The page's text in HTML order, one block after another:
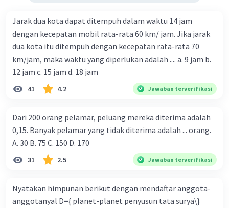
Jarak dua kota dapat ditempuh dalam waktu 14 jam
dengan kecepatan mobil rata-rata 60 km/ jam. Jika jarak
dua kota itu ditempuh dengan kecepatan rata-rata 70
km/jam, maka waktu yang diperlukan adalah .... a. 9 jam b.
12 jam c. 15 jam d. 18 jam
41 4.2 Jawaban terverifikasi
Dari 200 orang pelamar, peluang mereka diterima adalah
0,15. Banyak pelamar yang tidak diterima adalah ... orang.
A. 30 B. 75 C. 150 D. 170
31 2.5 Jawaban terverifikasi
Nyatakan himpunan berikut dengan mendaftar anggota-
anggotanyal D={ planet-planet penyusun tata surya\}